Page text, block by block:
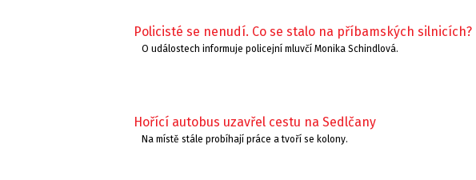
Policisté se nenudí. Co se stalo na příbamských silnicích?
O událostech informuje policejní mluvčí Monika Schindlová.
Hořící autobus uzavřel cestu na Sedlčany
Na místě stále probíhají práce a tvoří se kolony.